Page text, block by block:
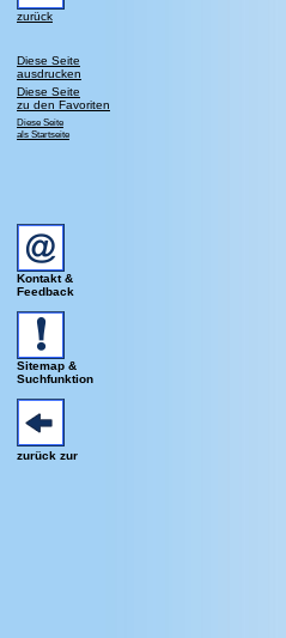
zurück
Diese Seite
ausdrucken
Diese Seite
zu den Favoriten
Diese Seite
als Startseite
Kontakt &
Feedback
Sitemap &
Suchfunktion
zurück zur